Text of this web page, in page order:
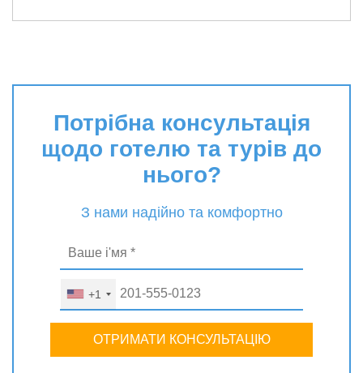
Потрібна консультація
щодо готелю та турів до
нього?
З нами надійно та комфортно
+1
ОТРИМАТИ КОНСУЛЬТАЦІЮ